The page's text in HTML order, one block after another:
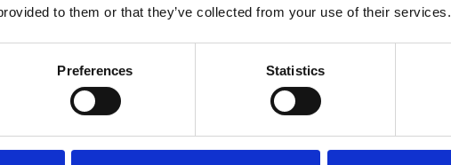
to them or that they’ve collected from your use of their services.
Preferences Statistics
Sweater
Met deze quickscan krijg je in een paar minuten een
direct aan de slag.
Doe de Quickscan impactvol inkopen